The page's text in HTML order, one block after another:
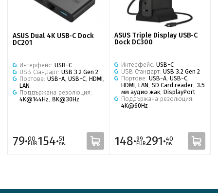
ASUS Dual 4K USB-C Dock
DC201
Интерфейс: USB-C
USB Стандарт: USB 3.2 Gen 2
Портове: USB-A USB-C HDMI
LAN
Поддържана резолюция:
4K@144Hz 8K@30Hz
79·00
EUR154·51
лв.
ASUS Triple Display USB-C
Dock DC300
Интерфейс: USB-C
USB Стандарт: USB 3.2 Gen 2
Портове: USB-A USB-C
HDMI LAN SD Card reader 3.5
мм аудио жак DisplayPort
Поддържана резолюция:
4K@60Hz
148·99
EUR291·40
лв.